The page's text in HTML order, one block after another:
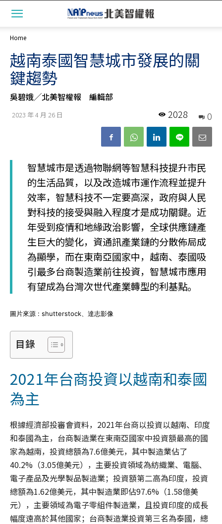
Home
越南泰國智慧城市發展的關
鍵趨勢
吳碧娥╱北美智權報 編輯部
2023 年 4 月 26 日 0
2028
智慧城市是透過物聯網等智慧科技提升市民
的生活品質，以及改造城市運作流程並提升
效率，智慧科技不一定要高深，政府與人民
對科技的接受與融入程度才是成功關鍵。近
年受到疫情和地緣政治影響，全球供應鏈產
生巨大的變化，資通訊產業鏈的分散佈局成
為顯學，而在東南亞國家中，越南、泰國吸
引最多台商製造業前往投資，智慧城市應用
有望成為台灣次世代產業轉型的利基點。
圖片來源 : shutterstock、達志影像
目錄
2021年台商投資以越南和泰國
為主
根據經濟部投審會資料，2021年台商以投資以越南、印度
和泰國為主，台商製造業在東南亞國家中投資額最高的國
家為越南，投資總額為7.6億美元，其中製造業佔了
40.2%（3.05億美元），主要投資領域為紡織業、電腦、
電子產品及光學製品製造業；投資額第二高為印度，投資
總額為1.62億美元，其中製造業即佔97.6%（1.58億美
元），主要領域為電子零組件製造業，且投資印度的成長
幅度遠高於其他國家；台商製造業投資第三名為泰國，總